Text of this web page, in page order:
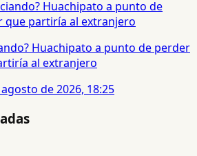
Huachipato a punto de perder
al extranjero
de 2026, 18:25